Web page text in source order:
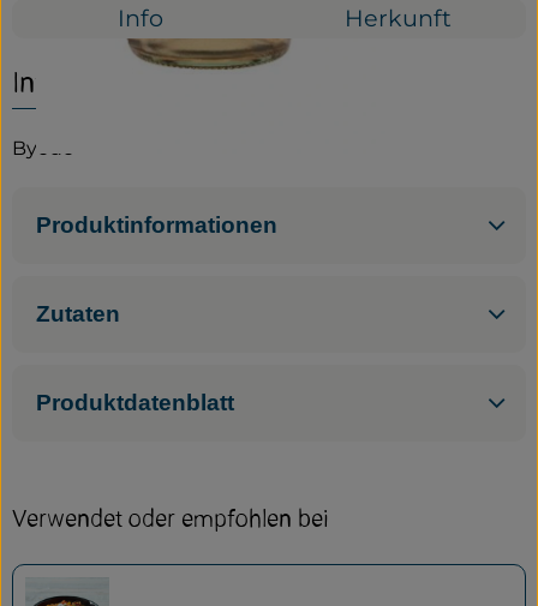
Service
Info Herkunft
Info
Byodo
Produktinformationen
Zutaten
Produktdatenblatt
Verwendet oder empfohlen bei